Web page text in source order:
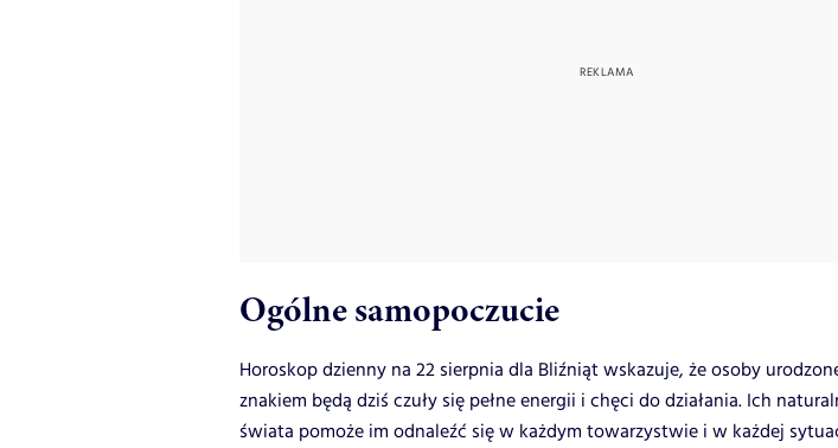
Ogólne samopoczucie
Horoskop dzienny na 22 sierpnia dla Bliźniąt wskazuje, że osoby
znakiem będą dziś czuły się pełne energii i chęci do działania. Ich
świata pomoże im odnaleźć się w każdym towarzystwie i w każdej